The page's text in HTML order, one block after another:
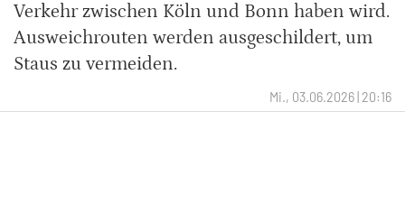
Verkehr zwischen Köln und Bonn haben wird.
Ausweichrouten werden ausgeschildert, um
Staus zu vermeiden.
Mi., 03.06.2026 | 20:16